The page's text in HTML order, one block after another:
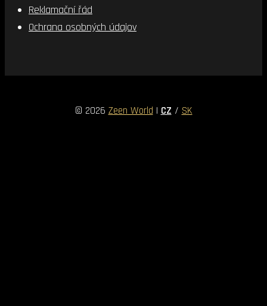
Reklamační řád
Ochrana osobných údajov
© 2026 Zeen World | CZ / SK